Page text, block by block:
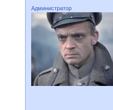
Администратор